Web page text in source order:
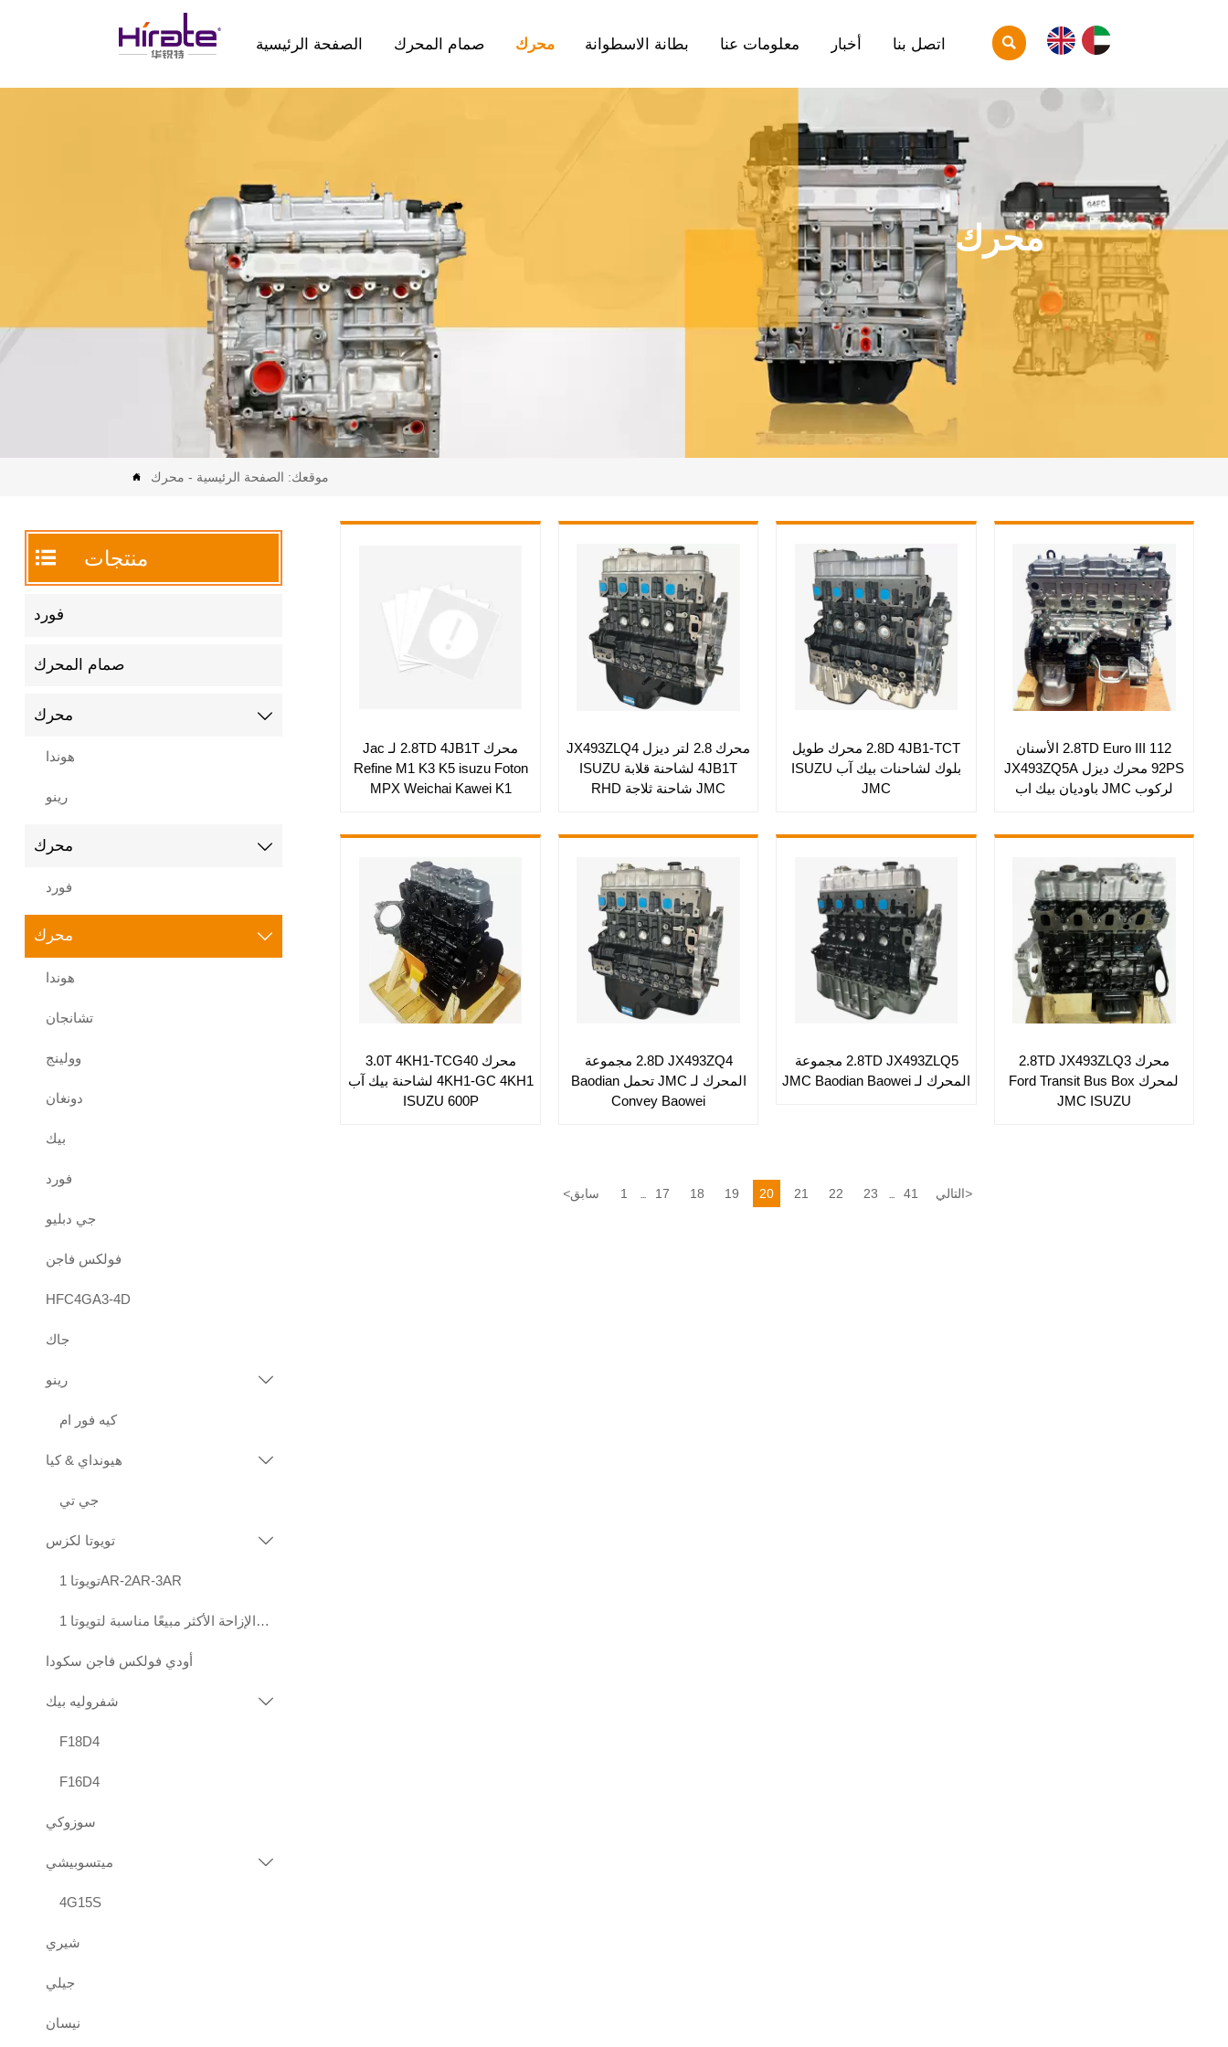
الصفحة الرئيسية صمام المحرك محرك بطانة الاسطوانة معلومات عنا أخبار اتصل بنا 
محرك
 موقعك: الصفحة الرئيسية - محرك
 منتجات
فورد
صمام المحرك
محرك 
هوندا
رينو
محرك 
فورد
محرك 
هوندا
تشانجان
وولينج
دونغان
بيك
فورد
جي دبليو
فولكس فاجن
HFC4GA3-4D
جاك
رينو 
كيه فور ام
هيونداي & كيا 
جي تي
تويوتا لكزس 
تويوتا 1AR-2AR-3AR
محركات عالية الجودة قياسية الإزاحة الأكثر مبيعًا مناسبة لتويوتا 1KD 2KD
أودي فولكس فاجن سكودا
شفروليه بيك 
F18D4
F16D4
سوزوكي
ميتسوبيشي 
4G15S
شيري
جيلي
نيسان
محرك 2.8TD 4JB1T لـ Jac
Refine M1 K3 K5 isuzu Foton
MPX Weichai Kawei K1
محرك 2.8 لتر ديزل JX493ZLQ4
4JB1T لشاحنة قلابة ISUZU
JMC شاحنة ثلاجة RHD
2.8D 4JB1-TCT محرك طويل
بلوك لشاحنات بيك آب ISUZU
JMC
2.8TD Euro III 112 الأسنان
92PS محرك ديزل JX493ZQ5A
لركوب JMC باوديان بيك اب
محرك 3.0T 4KH1-TCG40
4KH1-GC 4KH1 لشاحنة بيك آب
ISUZU 600P
2.8D JX493ZQ4 مجموعة
المحرك لـ JMC تحمل Baodian
Convey Baowei
2.8TD JX493ZLQ5 مجموعة
المحرك لـ JMC Baodian Baowei
محرك 2.8TD JX493ZLQ3
لمحرك Ford Transit Bus Box
JMC ISUZU
<سابق 1 17 18 19 20 21 22 23 41 التالي>